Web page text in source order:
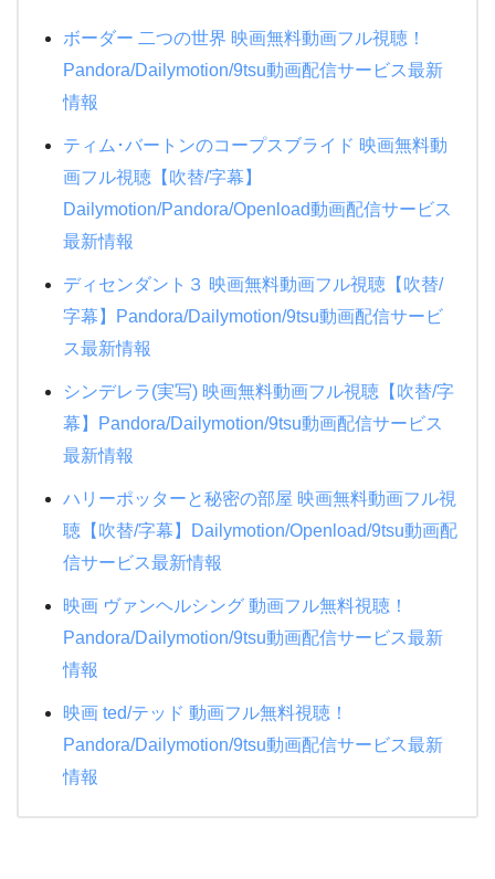
ボーダー 二つの世界 映画無料動画フル視聴！
Pandora/Dailymotion/9tsu動画配信サービス最新
情報
ティム･バートンのコープスブライド 映画無料動
画フル視聴【吹替/字幕】
Dailymotion/Pandora/Openload動画配信サービス
最新情報
ディセンダント３ 映画無料動画フル視聴【吹替/
字幕】Pandora/Dailymotion/9tsu動画配信サービ
ス最新情報
シンデレラ(実写) 映画無料動画フル視聴【吹替/字
幕】Pandora/Dailymotion/9tsu動画配信サービス
最新情報
ハリーポッターと秘密の部屋 映画無料動画フル視
聴【吹替/字幕】Dailymotion/Openload/9tsu動画配
信サービス最新情報
映画 ヴァンヘルシング 動画フル無料視聴！
Pandora/Dailymotion/9tsu動画配信サービス最新
情報
映画 ted/テッド 動画フル無料視聴！
Pandora/Dailymotion/9tsu動画配信サービス最新
情報